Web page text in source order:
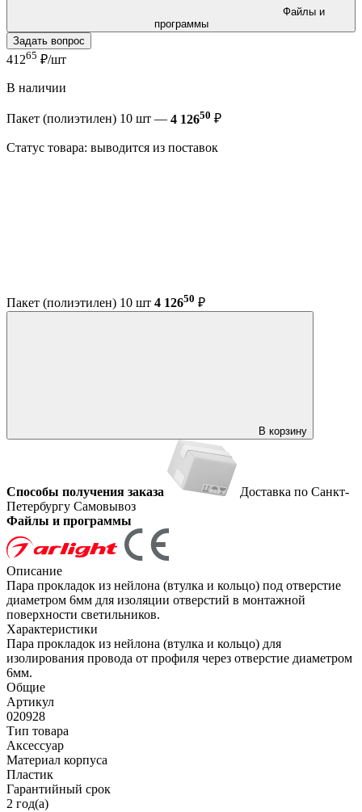
программы
Задать вопрос
41265 ₽/шт
В наличии
Пакет (полиэтилен) 10 шт — 4 12650 ₽
Статус товара: выводится из поставок
Пакет (полиэтилен) 10 шт 4 12650 ₽
В корзину
Способы получения заказа
Доставка по Санкт-
Петербургу Самовывоз
Файлы и программы
Описание
Пара прокладок из нейлона (втулка и кольцо) под отверстие
диаметром 6мм для изоляции отверстий в монтажной
поверхности светильников.
Характеристики
Пара прокладок из нейлона (втулка и кольцо) для
изолирования провода от профиля через отверстие диаметром
6мм.
Общие
Артикул
020928
Тип товара
Аксессуар
Материал корпуса
Пластик
Гарантийный срок
2 год(а)